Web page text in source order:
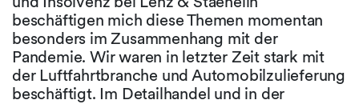
beschäftigen mich diese Themen momentan
besonders im Zusammenhang mit der
Pandemie. Wir waren in letzter Zeit stark mit
der Luftfahrtbranche und Automobilzulieferung
beschäftigt. Im Detailhandel und in der